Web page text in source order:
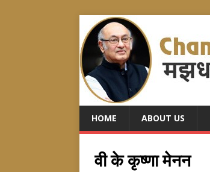
HOME ABOUT US
वी के कृष्णा मेनन